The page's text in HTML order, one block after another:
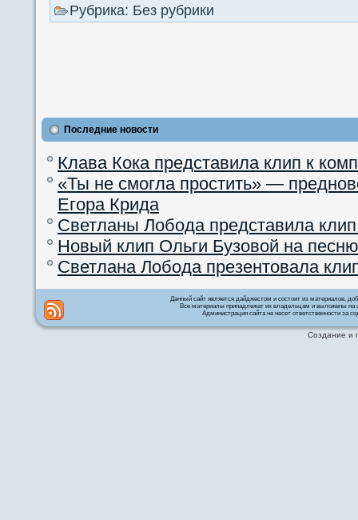
Рубрика: Без рубрики
Последние новости
Клава Кока представила клип к
«Ты не смогла простить» —
Егора Крида
Светланы Лобода представила
Новый клип Ольги Бузовой на
Светлана Лобода презентовала
Данный сайт является дайджестом и состоит из материалов,
Все материалы принадлежат их владельцам и выложены на
Администрация сайта не несет ответственности за
Создание и